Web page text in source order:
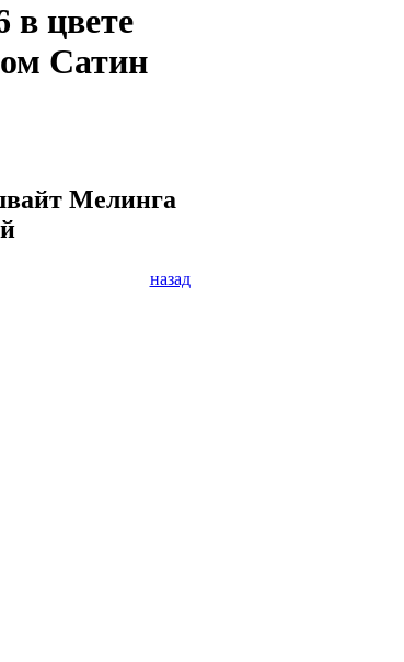
в цвете
Сатин
Мелинга
назад